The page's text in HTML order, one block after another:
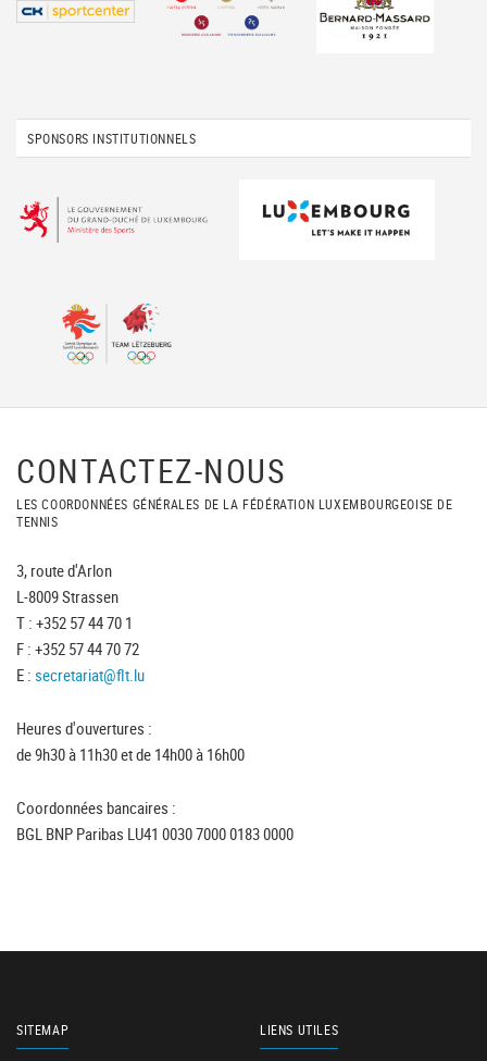
SPONSORS INSTITUTIONNELS
CONTACTEZ-NOUS
LES COORDONNÉES GÉNÉRALES DE LA FÉDÉRATION LUXEMBOURGEOISE DE
TENNIS
3, route d'Arlon
L-8009 Strassen
T : +352 57 44 70 1
F : +352 57 44 70 72
E : secretariat@flt.lu
Heures d'ouvertures :
de 9h30 à 11h30 et de 14h00 à 16h00
Coordonnées bancaires :
BGL BNP Paribas LU41 0030 7000 0183 0000
SITEMAP LIENS UTILES